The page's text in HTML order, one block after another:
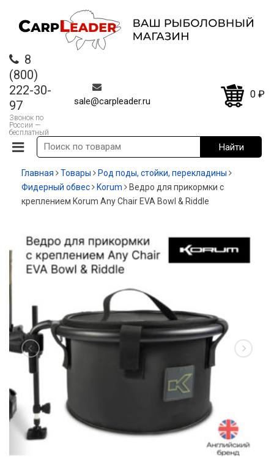
8
(800)
222-30-
97
Звонок по
России —
бесплатный
sale@carpleader.ru
0 ₽
Главная Товары
Род поды, стойки, перекладины
Фидерный обвес
Korum
Ведро для прикормки с
креплением Korum Any Chair EVA Bowl & Riddle